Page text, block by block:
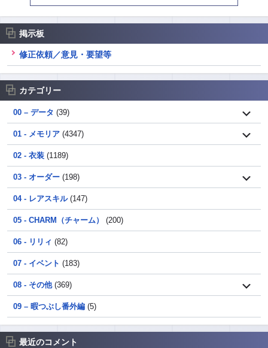
掲示板
修正依頼／意見・要望等
カテゴリー
00 – データ (39)
01 - メモリア (4347)
02 - 衣装 (1189)
03 - オーダー (198)
04 - レアスキル(147)
05 - CHARM（チャーム） (200)
06 - リリィ (82)
07 - イベント (183)
08 - その他(369)
09 – 暇つぶし番外編 (5)
最近のコメント